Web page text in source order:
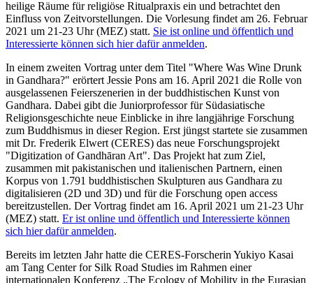
heilige Räume für religiöse Ritualpraxis ein und betrachtet den
Einfluss von Zeitvorstellungen. Die Vorlesung findet am 26. Februar
2021 um 21-23 Uhr (MEZ) statt. Sie ist online und öffentlich und
Interessierte können sich hier dafür anmelden.
In einem zweiten Vortrag unter dem Titel "Where Was Wine Drunk
in Gandhara?" erörtert Jessie Pons am 16. April 2021 die Rolle von
ausgelassenen Feierszenerien in der buddhistischen Kunst von
Gandhara. Dabei gibt die Juniorprofessor für Südasiatische
Religionsgeschichte neue Einblicke in ihre langjährige Forschung
zum Buddhismus in dieser Region. Erst jüngst startete sie zusammen
mit Dr. Frederik Elwert (CERES) das neue Forschungsprojekt
"Digitization of Gandhāran Art". Das Projekt hat zum Ziel,
zusammen mit pakistanischen und italienischen Partnern, einen
Korpus von 1.791 buddhistischen Skulpturen aus Gandhara zu
digitalisieren (2D und 3D) und für die Forschung open access
bereitzustellen. Der Vortrag findet am 16. April 2021 um 21-23 Uhr
(MEZ) statt. Er ist online und öffentlich und Interessierte können
sich hier dafür anmelden.
Bereits im letzten Jahr hatte die CERES-Forscherin Yukiyo Kasai
am Tang Center for Silk Road Studies im Rahmen einer
internationalen Konferenz „The Ecology of Mobility in the Eurasian